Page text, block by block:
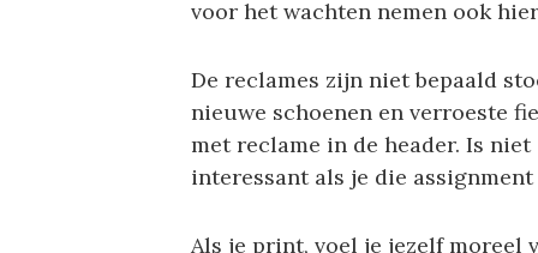
voor het wachten nemen ook
De reclames zijn niet bepaald
nieuwe schoenen en verroeste
met reclame in de header. Is
interessant als je die
Als je print, voel je jezelf moreel